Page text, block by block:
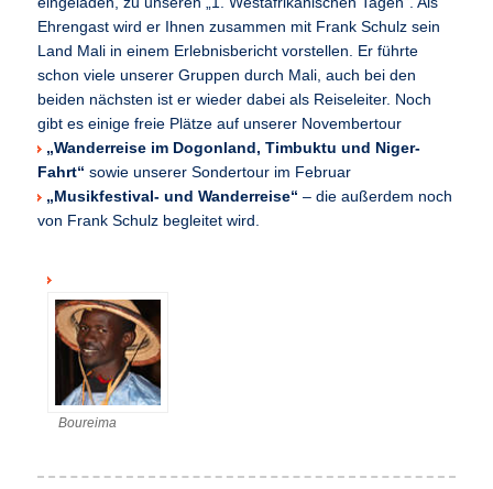
Ehrengast wird er Ihnen zusammen mit Frank Schulz sein
Land Mali in einem Erlebnisbericht vorstellen. Er führte
schon viele unserer Gruppen durch Mali, auch bei den
beiden nächsten ist er wieder dabei als Reiseleiter. Noch
gibt es einige freie Plätze auf unserer Novembertour
„Wanderreise im Dogonland, Timbuktu und Niger-
Fahrt“ sowie unserer Sondertour im Februar
„Musikfestival- und Wanderreise“ – die außerdem noch
von Frank Schulz begleitet wird.
Boureima